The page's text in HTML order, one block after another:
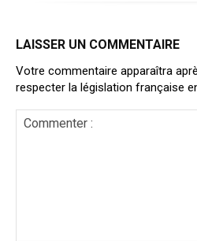
LAISSER UN COMMENTAIRE
Votre commentaire apparaîtra
respecter la législation française